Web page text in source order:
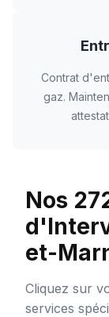
Contrat
gaz.
Nos
et-
Cliquez sur
services